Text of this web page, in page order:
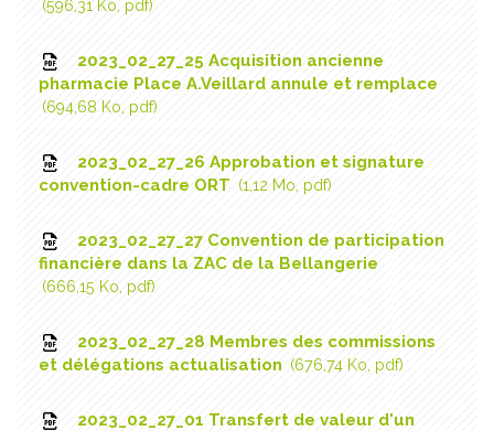
596,31 Ko, pdf
2023_02_27_25 Acquisition ancienne
pharmacie Place A.Veillard annule et remplace
694,68 Ko, pdf
2023_02_27_26 Approbation et signature
convention-cadre ORT
1,12 Mo, pdf
2023_02_27_27 Convention de participation
financière dans la ZAC de la Bellangerie
666,15 Ko, pdf
2023_02_27_28 Membres des commissions
et délégations actualisation
676,74 Ko, pdf
2023_02_27_01 Transfert de valeur d'un